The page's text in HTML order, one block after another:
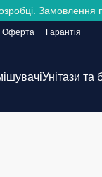
Замовлення
Оферта
Гарантія
Унітази та